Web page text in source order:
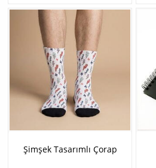
Şimşek Tasarımlı Çorap